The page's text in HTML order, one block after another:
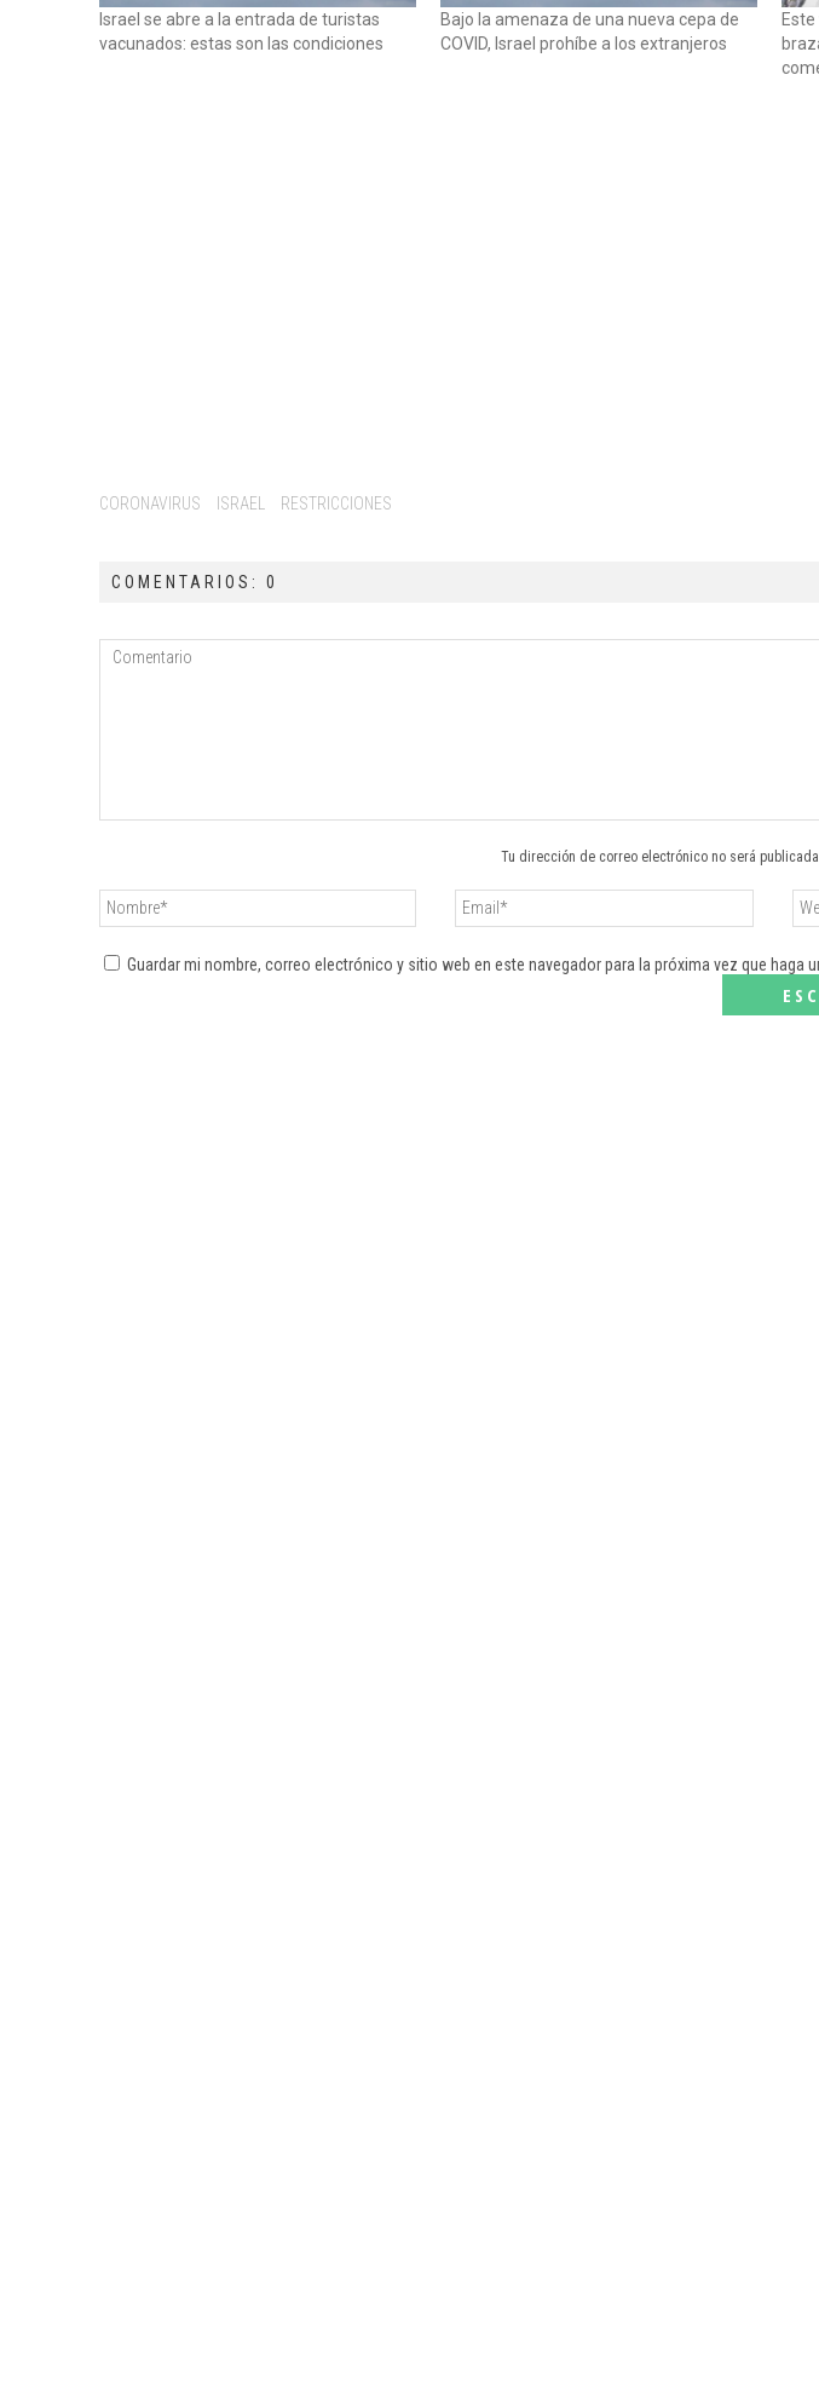
Israel se abre a la entrada de turistas
vacunados: estas son las condiciones
Bajo la amenaza de una nueva cepa de
COVID, Israel prohíbe a los extranjeros
Tags:
CORONAVIRUS ISRAEL RESTRICCIONES
COMENTARIOS: 0
Tu dirección de correo electrónico no será
Guardar mi nombre, correo electrónico y sitio web en este navegador para la próxima vez que haga